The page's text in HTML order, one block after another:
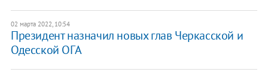
02 марта 2022, 10:54
Президент назначил новых глав Черкасской и
Одесской ОГА